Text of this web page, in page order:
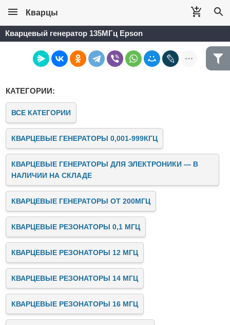
Кварцы
Кварцевый генератор 135МГц Epson
КАТЕГОРИИ:
ВСЕ КАТЕГОРИИ
КВАРЦЕВЫЕ ГЕНЕРАТОРЫ 0,001-999КГЦ
КВАРЦЕВЫЕ ГЕНЕРАТОРЫ ДЛЯ ЭЛЕКТРОНИКИ — В
НАЛИЧИИ НА СКЛАДЕ
КВАРЦЕВЫЕ ГЕНЕРАТОРЫ ОТ 200МГЦ
КВАРЦЕВЫЕ РЕЗОНАТОРЫ 0,1 МГЦ
КВАРЦЕВЫЕ РЕЗОНАТОРЫ 12 МГЦ
КВАРЦЕВЫЕ РЕЗОНАТОРЫ 14 МГЦ
КВАРЦЕВЫЕ РЕЗОНАТОРЫ 16 МГЦ